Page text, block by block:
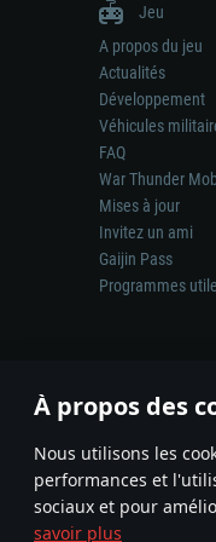
À propos des
Nous utilisons les
performances et
sociaux et pour
savoir plus
Jeu
A propos du jeu
Actualités
Développement
Véhicules
FAQ
War Thunder
Mises à jour
Invitez un ami
Gaijin Pass
Programmes
La
© 2011—2026
Termes et conditions